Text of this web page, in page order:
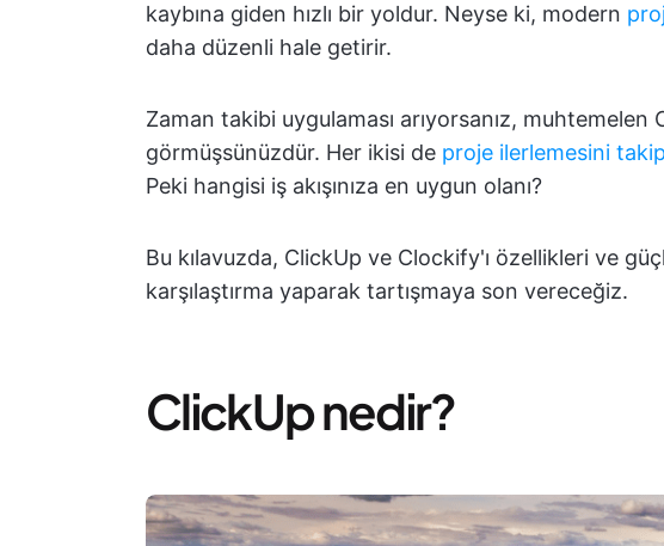
kaybına giden hızlı bir yoldur. Neyse ki, modern
daha düzenli hale getirir.
Zaman takibi uygulaması arıyorsanız, muhtemelen
görmüşsünüzdür. Her ikisi de proje ilerlemesini
Peki hangisi iş akışınıza en uygun olanı?
Bu kılavuzda, ClickUp ve Clockify'ı özellikleri ve
karşılaştırma yaparak tartışmaya son vereceğiz.
ClickUp nedir?